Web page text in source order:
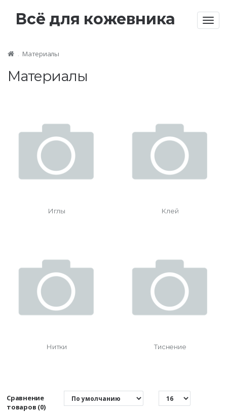
Всё для кожевника
Материалы
Материалы
Иглы Клей
Нитки Тиснение
Сравнение
товаров (0)